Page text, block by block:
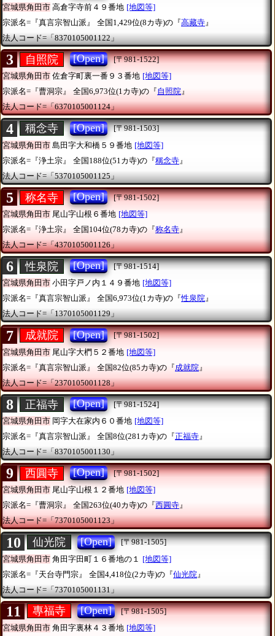
宮城県角田市 高倉字寺前４９番地 [地図等]
宗派名=『真言宗智山派』
全国1,429位(8カ寺)の『高藏寺』
法人コード=「8370105001122」
3 自照院 [Open]
[〒981-1522]
宮城県角田市 佐倉字町裏一番９３番地 [地図等]
宗派名=『曹洞宗』
全国6,973位(1カ寺)の『自照院』
法人コード=「6370105001124」
4 稱念寺 [Open]
[〒981-1503]
宮城県角田市 島田字大和橋５９番地 [地図等]
宗派名=『浄土宗』
全国188位(51カ寺)の『稱念寺 』
法人コード=「5370105001125」
5 称名寺 [Open]
[〒981-1502]
宮城県角田市 尾山字山根６番地 [地図等]
宗派名=『浄土宗』
全国104位(78カ寺)の『称名寺』
法人コード=「4370105001126」
6 性泉院 [Open]
[〒981-1514]
宮城県角田市 小田字戸ノ内１４９番地 [地図等]
宗派名=『真言宗智山派』
全国6,973位(1カ寺)の『性泉院』
法人コード=「1370105001129」
7 成就院 [Open]
[〒981-1502]
宮城県角田市 尾山字大椚５２番地 [地図等]
宗派名=『真言宗智山派』
全国82位(85カ寺)の『成就院 』
法人コード=「2370105001128」
8 正福寺 [Open]
[〒981-1524]
宮城県角田市 岡字大在家内６０番地 [地図等]
宗派名=『真言宗智山派』
全国8位(281カ寺)の『正福寺』
法人コード=「8370105001130」
9 西圓寺 [Open]
[〒981-1502]
宮城県角田市 尾山字山根１２番地 [地図等]
宗派名=『曹洞宗』
全国263位(40カ寺)の『西圓寺』
法人コード=「7370105001123」
10 仙光院 [Open]
[〒981-1505]
宮城県角田市 角田字田町１６番地の１
[地図等]
宗派名=『天台寺門宗』
全国4,418位(2カ寺)の『仙光院 』
法人コード=「7370105001131」
11 專福寺 [Open]
[〒981-1505]
宮城県角田市 角田字裏林４３番地 [地図等]